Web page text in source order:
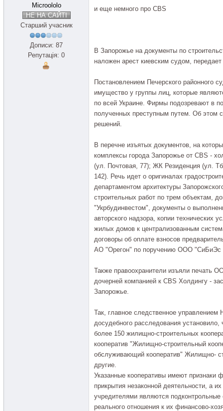
Microololo
НЕ НА САЙТІ
Старший учасник
Дописи: 87
Репутація: 0
и еще немного про CBS
В Запорожье на документы по
наложен арест киевским судом,
Постановлением Печерского районного
имущество у группы лиц, которые
по всей Украине. Фирмы подозревают в
полученных преступным путем. Об этом
решений.
В перечне изъятых документов, на
комплексы города Запорожье от CBS -
(ул. Почтовая, 77); ЖК Резиденция (ул.
142). Речь идет о оригиналах
департаментом архитектуры
строительных работ по трем объектам,
"Укрбудинвестом", документы о
авторского надзора, копии технических
жилых домов к централизованным
договоры об оплате взносов
АО "Орегон" по поручению ООО "СиБиЭс
Также правоохранители изъяли печать
дочерней компанией к CBS Холдингу -
Запорожье.
Так, главное следственное
досудебного расследования
более 150 жилищно-строительных
кооператив "Жилищно-строительный
обслуживающий кооператив" Жилищно-
другие.
Указанные кооперативы имеют признаки
прикрытия незаконной деятельности, а
учредителями являются
реального отношения к их финансово-